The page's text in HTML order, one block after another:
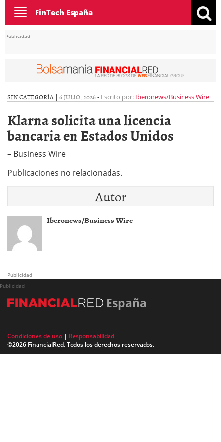
Toggle
navigation
FinTech España
Publicidad
SIN CATEGORÍA | 6 JULIO, 2026- Escrito por: Iberonews/Business Wire
Klarna solicita una licencia
bancaria en Estados Unidos
– Business Wire
Publicaciones no relacionadas.
Autor
Iberonews/Business Wire
Publicidad
Publicidad
España
Condiciones de uso | Responsabilidad
©2026 FinancialRed. Todos los derechos reservados.